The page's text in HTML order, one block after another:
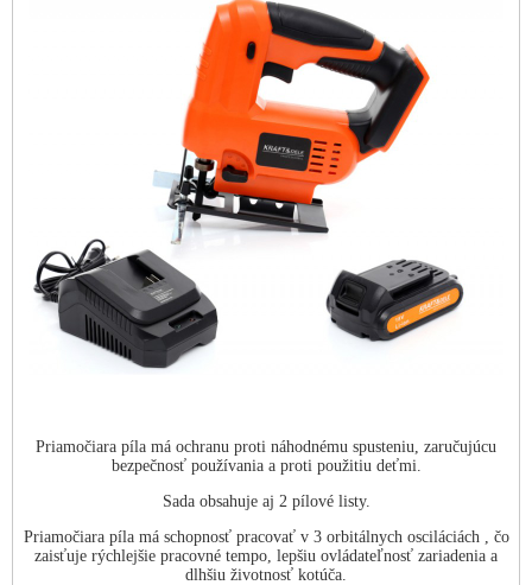
Priamočiara píla má ochranu proti náhodnému spusteniu, zaručujúcu
bezpečnosť používania a proti použitiu deťmi.
Sada obsahuje aj 2 pílové listy.
Priamočiara píla má schopnosť pracovať v 3 orbitálnych osciláciách , čo
zaisťuje rýchlejšie pracovné tempo, lepšiu ovládateľnosť zariadenia a
dlhšiu životnosť kotúča.